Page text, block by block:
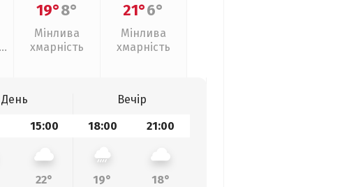
19°8°
Мінлива
хмарність
21°6°
Мінлива
хмарність
День
Вечір
15:00 18:00 21:00
22° 19°
18°